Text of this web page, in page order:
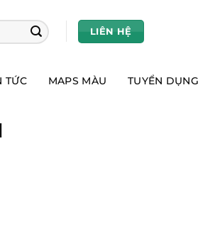
LIÊN HỆ
TỨC MAPS MÀU TUYỂN DỤNG